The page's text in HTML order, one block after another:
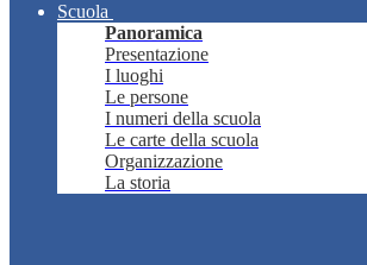
Scuola
Panoramica
Presentazione
I luoghi
Le persone
I numeri della scuola
Le carte della scuola
Organizzazione
La storia